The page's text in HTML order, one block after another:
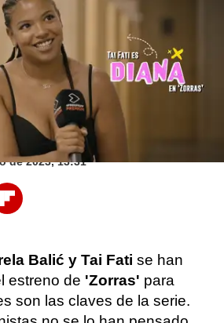
de 2023, 13:31
Flipboard
Balić y Tai Fati se han
estreno de 'Zorras' para
son las claves de la serie.